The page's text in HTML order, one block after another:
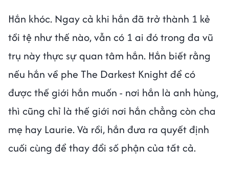
Hắn khóc. Ngay cả khi hắn đã trở thành 1 kẻ
tồi tệ như thế nào, vẫn có 1 ai đó trong đa vũ
trụ này thực sự quan tâm hắn. Hắn biết rằng
nếu hắn về phe The Darkest Knight để có
được thế giới hắn muốn - nơi hắn là anh hùng,
thì cũng chỉ là thế giới nơi hắn chẳng còn cha
mẹ hay Laurie. Và rồi, hắn đưa ra quyết định
cuối cùng để thay đổi số phận của tất cả.